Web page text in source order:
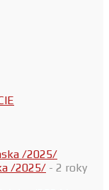
/2025/ - 2 roky